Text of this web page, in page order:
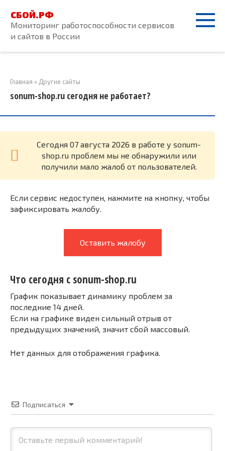
контенту
СБОЙ.РФ
Мониторинг работоспособности сервисов
и сайтов в России
Главная » Другие сайты
sonum-shop.ru сегодня не работает?
Cегодня 07 августа 2026 в работе у sonum-
shop.ru проблем мы не обнаружили или
получили мало жалоб от пользователей.
Если сервис недоступен, нажмите на кнопку, чтобы
зафиксировать жалобу.
Оставить жалобу
Что сегодня с sonum-shop.ru
График показывает динамику проблем за
последние 14 дней.
Если на графике виден сильный отрыв от
предыдущих значений, значит сбой массовый.
Нет данных для отображения графика.
Подписаться